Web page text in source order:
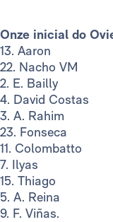
Onze inicial do
13. Aaron
22. Nacho VM
2. E. Bailly
4. David Costas
3. A. Rahim
23. Fonseca
11. Colombatto
7. Ilyas
15. Thiago
5. A. Reina
9. F. Viñas.